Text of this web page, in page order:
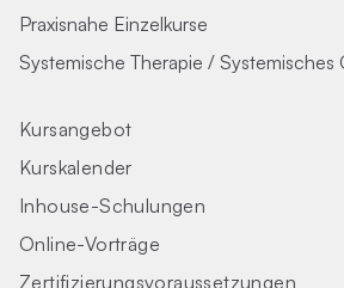
Praxisnahe Einzelkurse
Systemische Therapie / Systemisches
Kursangebot
Kurskalender
Inhouse-Schulungen
Online-Vorträge
Zertifizierungs­voraus­setzungen